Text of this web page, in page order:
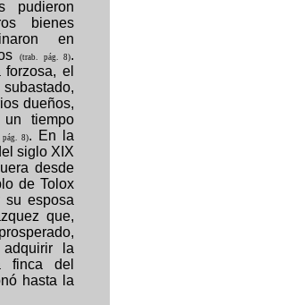
pudieron
bienes
en
(trab. pág. 8).
el
dueños,
un tiempo
pág. 8). En la
siglo XIX
desde
de Tolox
esposa
que,
la
finca del
hasta la